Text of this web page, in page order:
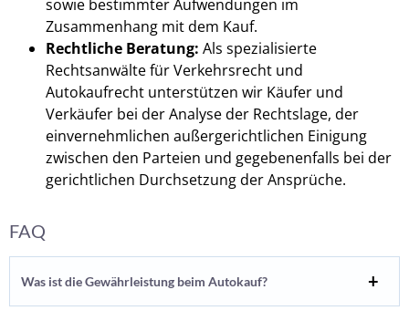
sowie bestimmter Aufwendungen im
Zusammenhang mit dem Kauf.
Rechtliche Beratung: Als spezialisierte
Rechtsanwälte für Verkehrsrecht und
Autokaufrecht unterstützen wir Käufer und
Verkäufer bei der Analyse der Rechtslage, der
einvernehmlichen außergerichtlichen Einigung
zwischen den Parteien und gegebenenfalls bei der
gerichtlichen Durchsetzung der Ansprüche.
FAQ
Was ist die Gewährleistung beim Autokauf?